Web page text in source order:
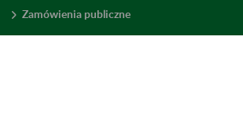
Zamówienia publiczne